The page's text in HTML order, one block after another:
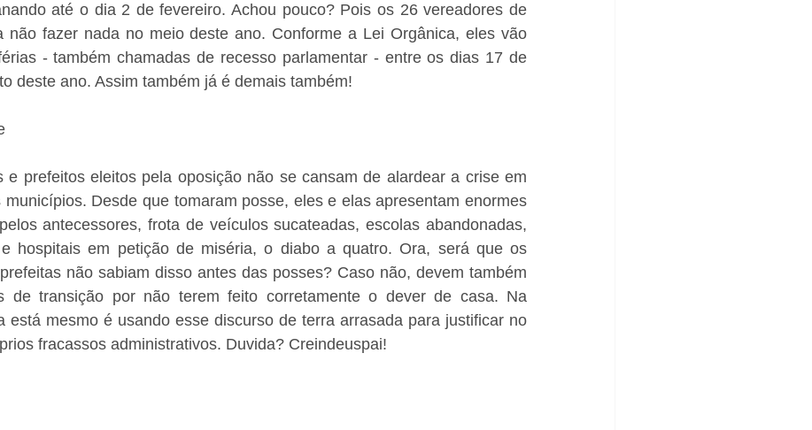
até o dia 2 de fevereiro. Achou pouco? Pois os 26 vereadores de
não fazer nada no meio deste ano. Conforme a Lei Orgânica, eles vão
- também chamadas de recesso parlamentar - entre os dias 17 de
deste ano. Assim também já é demais também!
e prefeitos eleitos pela oposição não se cansam de alardear a crise em
Desde que tomaram posse, eles e elas apresentam enormes
antecessores, frota de veículos sucateadas, escolas abandonadas,
hospitais em petição de miséria, o diabo a quatro. Ora, será que os
não sabiam disso antes das posses? Caso não, devem também
de transição por não terem feito corretamente o dever de casa. Na
está mesmo é usando esse discurso de terra arrasada para justificar no
fracassos administrativos. Duvida? Creindeuspai!